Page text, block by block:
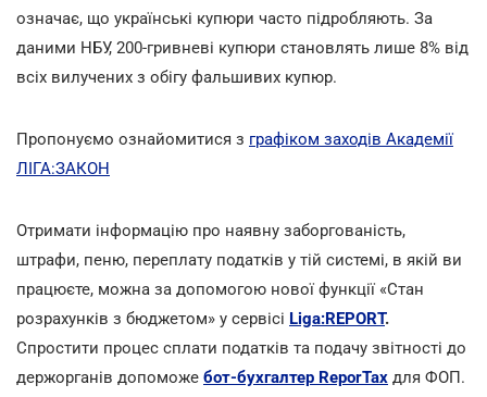
означає, що українські купюри часто підробляють. За
даними НБУ, 200-гривневі купюри становлять лише 8% від
всіх вилучених з обігу фальшивих купюр.
Пропонуємо ознайомитися з графіком заходів Академії
ЛІГА:ЗАКОН
Отримати інформацію про наявну заборгованість,
штрафи, пеню, переплату податків у тій системі, в якій ви
працюєте, можна за допомогою нової функції «Стан
розрахунків з бюджетом» у сервісі Liga:REPORT.
Спростити процес сплати податків та подачу звітності до
держорганів допоможе бот-бухгалтер ReporTax для ФОП.